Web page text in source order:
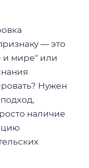
— это
и мире" или
Нужен
наличие